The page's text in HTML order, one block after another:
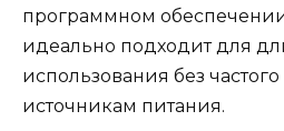
программном
идеально подходит для
использования без
источникам питания.